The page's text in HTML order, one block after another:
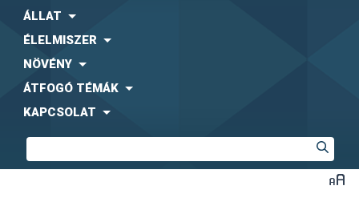
ÁLLAT
ÉLELMISZER
NÖVÉNY
ÁTFOGÓ TÉMÁK
KAPCSOLAT